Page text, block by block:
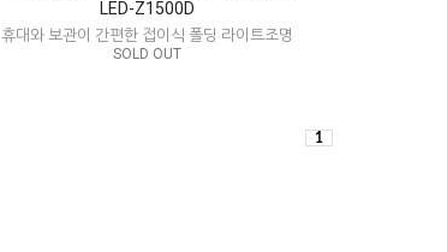
LED-Z1500D
휴대와 보관이 간편한 접이식 폴딩 라이트조명
SOLD OUT
1